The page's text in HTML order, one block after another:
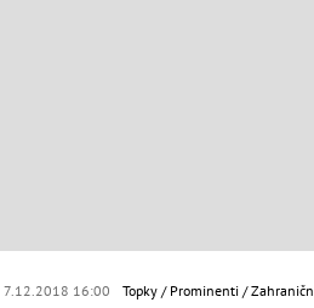
7.12.2018 16:00 Topky Prominenti